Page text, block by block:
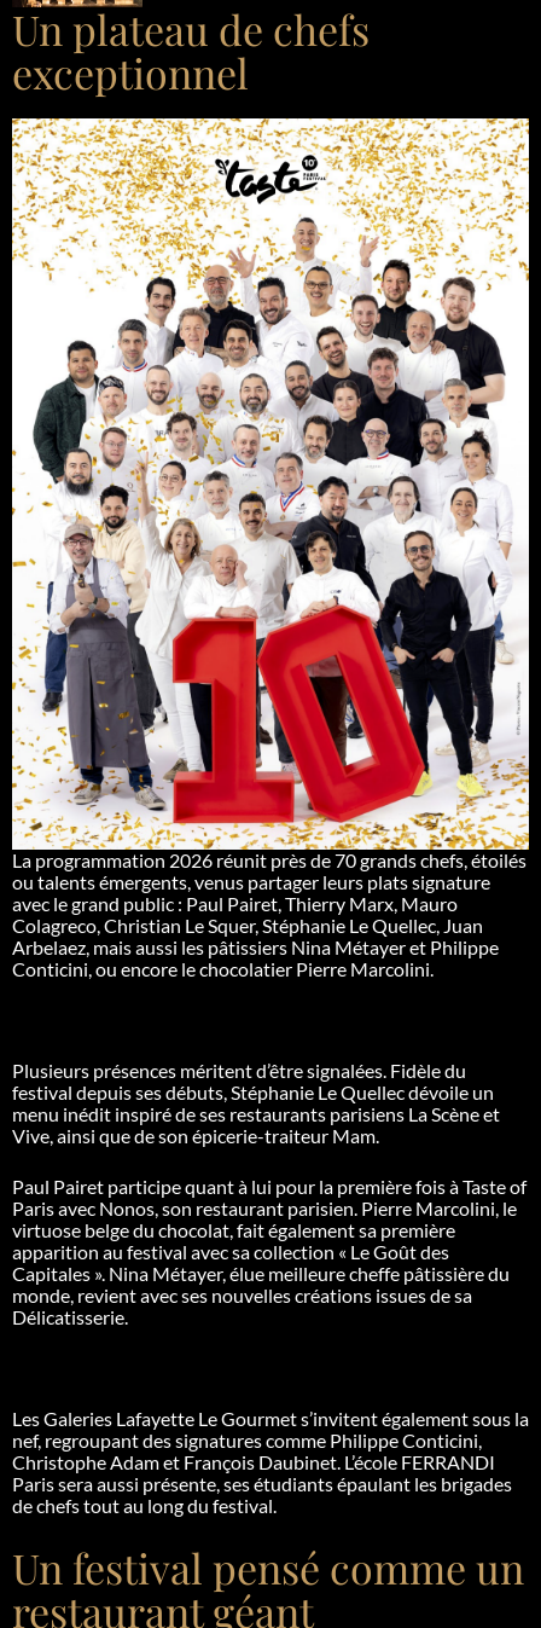
Un plateau de chefs
exceptionnel
La programmation 2026 réunit près de 70 grands chefs, étoilés
ou talents émergents, venus partager leurs plats signature
avec le grand public : Paul Pairet, Thierry Marx, Mauro
Colagreco, Christian Le Squer, Stéphanie Le Quellec, Juan
Arbelaez, mais aussi les pâtissiers Nina Métayer et Philippe
Conticini, ou encore le chocolatier Pierre Marcolini.
Plusieurs présences méritent d’être signalées. Fidèle du
festival depuis ses débuts, Stéphanie Le Quellec dévoile un
menu inédit inspiré de ses restaurants parisiens La Scène et
Vive, ainsi que de son épicerie-traiteur Mam.
Paul Pairet participe quant à lui pour la première fois à Taste of
Paris avec Nonos, son restaurant parisien. Pierre Marcolini, le
virtuose belge du chocolat, fait également sa première
apparition au festival avec sa collection « Le Goût des
Capitales ». Nina Métayer, élue meilleure cheffe pâtissière du
monde, revient avec ses nouvelles créations issues de sa
Délicatisserie.
Les Galeries Lafayette Le Gourmet s’invitent également sous la
nef, regroupant des signatures comme Philippe Conticini,
Christophe Adam et François Daubinet. L’école FERRANDI
Paris sera aussi présente, ses étudiants épaulant les brigades
de chefs tout au long du festival.
Un festival pensé comme un
restaurant géant